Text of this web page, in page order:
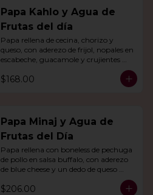
Papa Kahlo y Agua de
Frutas del día
Papa rellena de cecina, chorizo y
queso, con aderezo de frijol, nopales en
escabeche, guacamole y crujientes
$168.00
Papa Minaj y Agua de
Frutas del Día
Papa rellena con boneless de pechuga
de pollo en salsa buffalo, con aderezo
de blue cheese y un dedo de queso
relleno de jalapeño. Con agua del día.
$206.00